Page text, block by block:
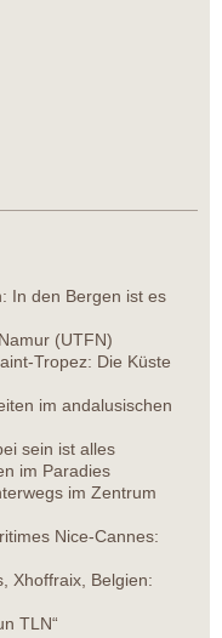
In den Bergen ist es
(UTFN)
Tropez: Die Küste
im andalusischen
sein ist alles
im Paradies
im Zentrum
Nice-Cannes:
Xhoffraix, Belgien:
TLN“